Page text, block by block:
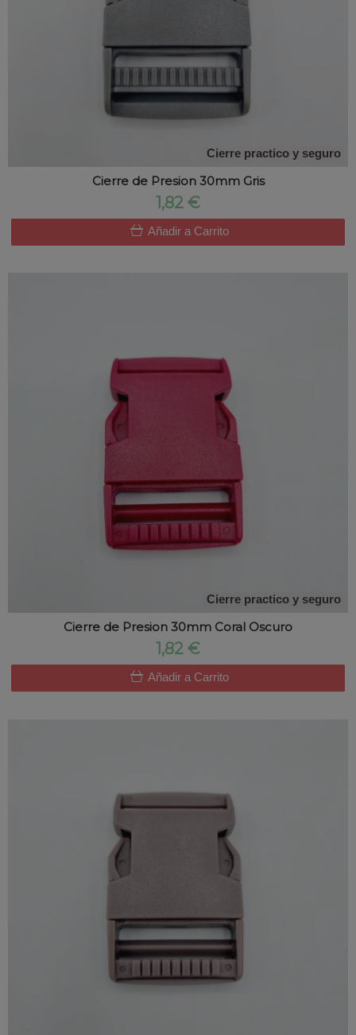
Cierre practico y seguro
Cierre de Presion 30mm Gris
1,82 €
Añadir a Carrito
Cierre practico y seguro
Cierre de Presion 30mm Coral Oscuro
1,82 €
Añadir a Carrito